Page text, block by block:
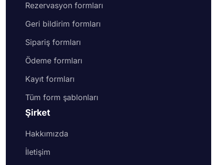
Rezervasyon formları
Geri bildirim formları
Sipariş formları
Ödeme formları
Kayıt formları
Tüm form şablonları
Şirket
Hakkımızda
İletişim